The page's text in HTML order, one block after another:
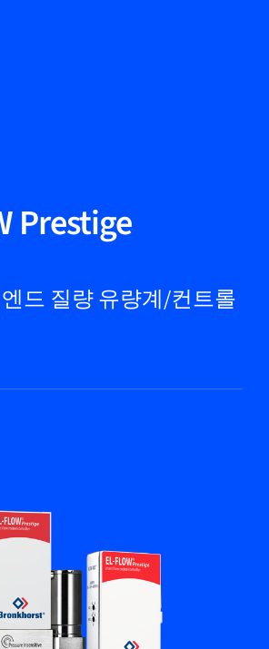
Prestige
드 질량 유량계/컨트롤